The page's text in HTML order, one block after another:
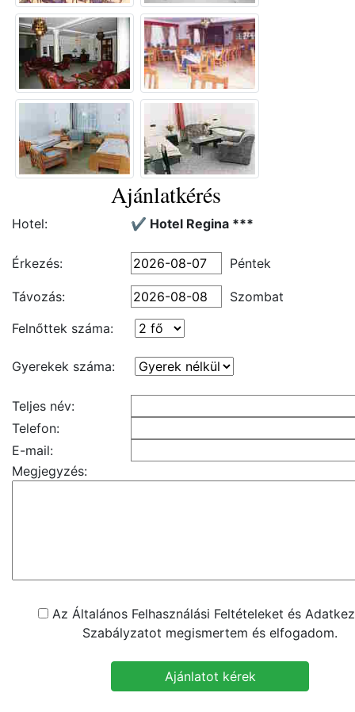
Ajánlatkérés
Hotel: ✔️ Hotel Regina ***
Érkezés: Péntek
Távozás:
Szombat
Felnőttek száma:
Gyerekek száma:
Teljes név:
Telefon:
E-mail:
Megjegyzés:
Az Általános Felhasználási Feltételeket és
Szabályzatot megismertem és elfogadom.